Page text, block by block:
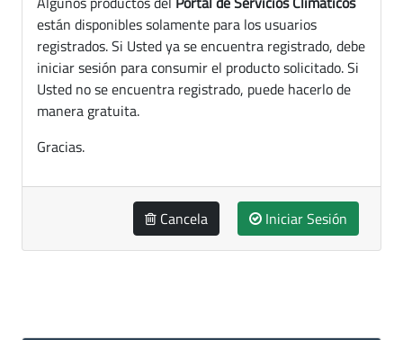
están disponibles solamente para los usuarios
registrados. Si Usted ya se encuentra registrado, debe
iniciar sesión para consumir el producto solicitado. Si
Usted no se encuentra registrado, puede hacerlo de
manera gratuita.
Gracias.
Cancela Iniciar Sesión